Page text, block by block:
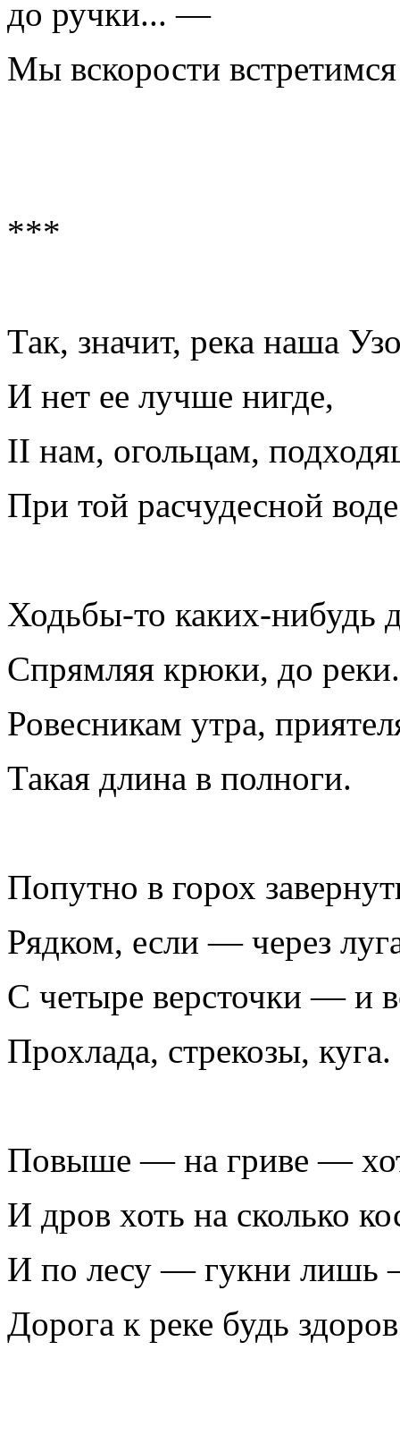
до ручки... —
Мы вскорости
***
Так, значит, река наша
И нет ее лучше нигде,
II нам, огольцам,
При той расчудесной
Ходьбы-то каких-нибудь
Спрямляя крюки, до реки.
Ровесникам утра,
Такая длина в полноги.
Попутно в горох
Рядком, если — через
С четыре версточки — и
Прохлада, стрекозы, куга.
Повыше — на гриве —
И дров хоть на сколько
И по лесу — гукни лишь
Дорога к реке будь